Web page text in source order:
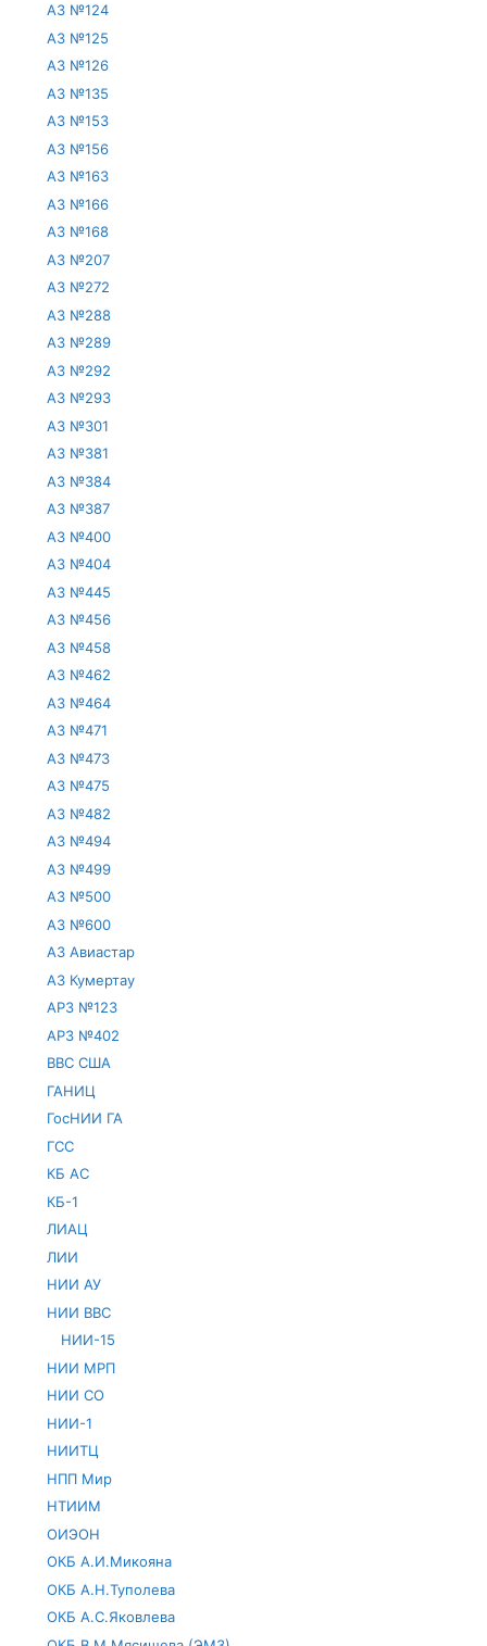
АЗ №124
АЗ №125
АЗ №126
АЗ №135
АЗ №153
АЗ №156
АЗ №163
АЗ №166
АЗ №168
АЗ №207
АЗ №272
АЗ №288
АЗ №289
АЗ №292
АЗ №293
АЗ №301
АЗ №381
АЗ №384
АЗ №387
АЗ №400
АЗ №404
АЗ №445
АЗ №456
АЗ №458
АЗ №462
АЗ №464
АЗ №471
АЗ №473
АЗ №475
АЗ №482
АЗ №494
АЗ №499
АЗ №500
АЗ №600
АЗ Авиастар
АЗ Кумертау
АРЗ №123
АРЗ №402
ВВС США
ГАНИЦ
ГосНИИ ГА
ГСС
КБ АС
КБ-1
ЛИАЦ
ЛИИ
НИИ АУ
НИИ ВВС
НИИ-15
НИИ МРП
НИИ СО
НИИ-1
НИИТЦ
НПП Мир
НТИИМ
ОИЭОН
ОКБ А.И.Микояна
ОКБ А.Н.Туполева
ОКБ А.С.Яковлева